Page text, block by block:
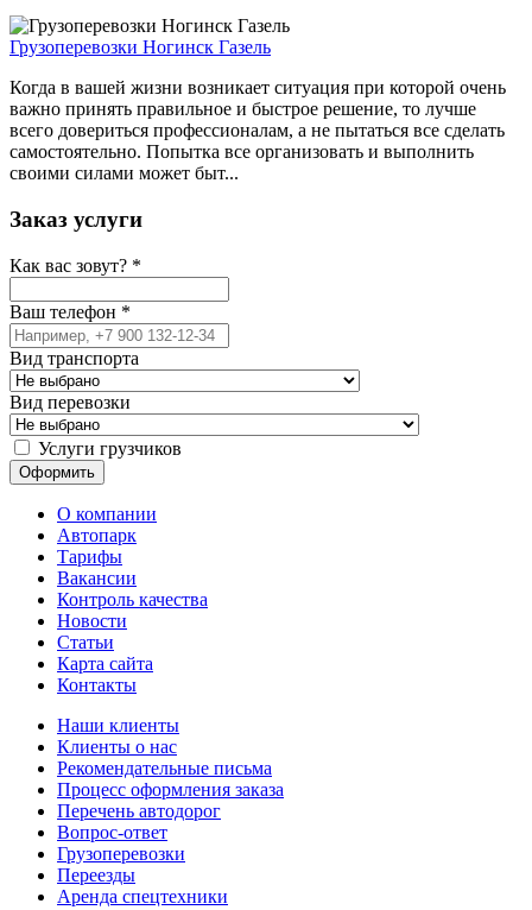
Грузоперевозки Ногинск Газель
Когда в вашей жизни возникает ситуация при которой очень
важно принять правильное и быстрое решение, то лучше
всего довериться профессионалам, а не пытаться все сделать
самостоятельно. Попытка все организовать и выполнить
своими силами может быт...
Заказ услуги
Как вас зовут? *
Ваш телефон *
Вид транспорта
Вид перевозки
Услуги грузчиков
О компании
Автопарк
Тарифы
Вакансии
Контроль качества
Новости
Статьи
Карта сайта
Контакты
Наши клиенты
Клиенты о нас
Рекомендательные письма
Процесс оформления заказа
Перечень автодорог
Вопрос-ответ
Грузоперевозки
Переезды
Аренда спецтехники